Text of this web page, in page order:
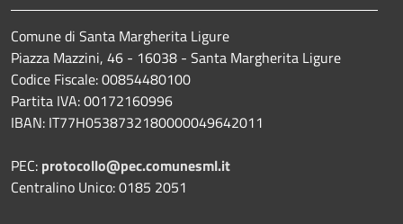
Comune di Santa Margherita Ligure
Piazza Mazzini, 46 - 16038 - Santa Margherita Ligure
Codice Fiscale: 00854480100
Partita IVA: 00172160996
IBAN: IT77H0538732180000049642011
PEC: protocollo@pec.comunesml.it
Centralino Unico: 0185 2051